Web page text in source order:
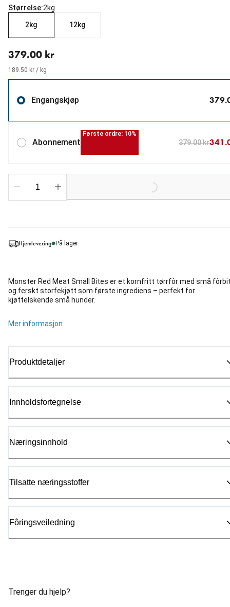
Hjemlevering På lager
Monster Red Meat Small Bites er et kornfritt tørrfôr med små
og ferskt storfekjøtt som første ingrediens – perfekt for
kjøttelskende små hunder.
Mer informasjon
Produktdetaljer
Innholdsfortegnelse
Næringsinnhold
Tilsatte næringsstoffer
Fôringsveiledning
Trenger du hjelp?
Størrelse:2kg
2kg 12kg
379.00 kr
189.50 kr / kg
Engangskjøp
Abonnement
Første ordre: 10%
379.00 kr